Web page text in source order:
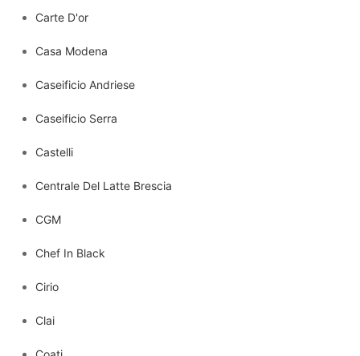
Carte D'or
Casa Modena
Caseificio Andriese
Caseificio Serra
Castelli
Centrale Del Latte Brescia
CGM
Chef In Black
Cirio
Clai